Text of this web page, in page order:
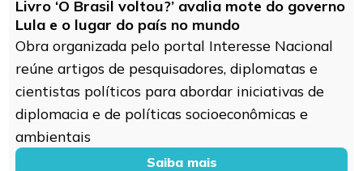
Livro ‘O Brasil voltou?’ avalia mote do governo
Lula e o lugar do país no mundo
Obra organizada pelo portal Interesse Nacional
reúne artigos de pesquisadores, diplomatas e
cientistas políticos para abordar iniciativas de
diplomacia e de políticas socioeconômicas e
ambientais
Saiba mais